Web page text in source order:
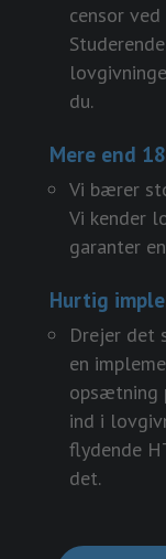
censor
du.
Mere end
Vi bærer
Vi kender
garanter
Hurtig
Drejer det
en
opsætning
ind i
flydende
det.